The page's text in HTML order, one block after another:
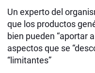
Un experto del
que los productos
bien pueden “aportar
aspectos que se
“limitantes”